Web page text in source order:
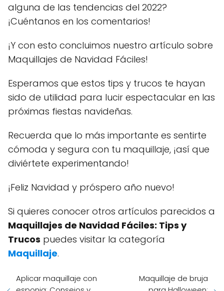
alguna de las tendencias del 2022?
¡Cuéntanos en los comentarios!
¡Y con esto concluimos nuestro artículo sobre
Maquillajes de Navidad Fáciles!
Esperamos que estos tips y trucos te hayan
sido de utilidad para lucir espectacular en las
próximas fiestas navideñas.
Recuerda que lo más importante es sentirte
cómoda y segura con tu maquillaje, ¡así que
diviértete experimentando!
¡Feliz Navidad y próspero año nuevo!
Si quieres conocer otros artículos parecidos a
Maquillajes de Navidad Fáciles: Tips y
Trucos puedes visitar la categoría
Maquillaje.
Aplicar maquillaje con
Maquillaje de bruja